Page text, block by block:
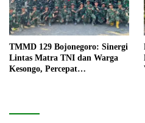
TMMD 129 Bojonegoro: Sinergi
Lintas Matra TNI dan Warga
Kesongo, Percepat